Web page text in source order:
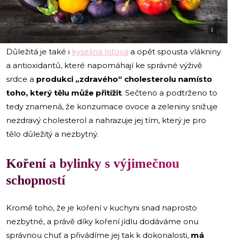
i
Důležitá je také i kyselina listová a opět spousta vlákniny
a antioxidantů, které napomáhají ke správné výživě
srdce a produkci „zdravého“ cholesterolu namísto
toho, který tělu může přitížit. Sečteno a podtrženo to
tedy znamená, že konzumace ovoce a zeleniny snižuje
nezdravý cholesterol a nahrazuje jej tím, který je pro
tělo důležitý a nezbytný.
Koření a bylinky s výjimečnou
schopností
Kromě toho, že je koření v kuchyni snad naprosto
nezbytné, a právě díky koření jídlu dodáváme onu
správnou chuť a přivádíme jej tak k dokonalosti, má